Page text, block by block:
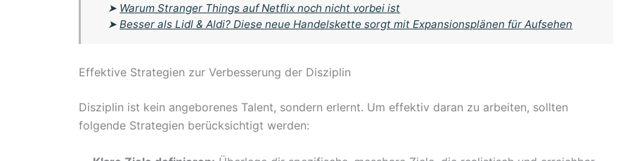
➤ Warum Stranger Things auf Netflix noch nicht vorbei ist
➤Besser als Lidl & Aldi? Diese neue Handelskette sorgt mit Expansionsplänen für Aufsehen
Effektive Strategien zur Verbesserung der Disziplin
Disziplin ist kein angeborenes Talent, sondern erlernt. Um effektiv daran zu arbeiten, sollten
folgende Strategien berücksichtigt werden: